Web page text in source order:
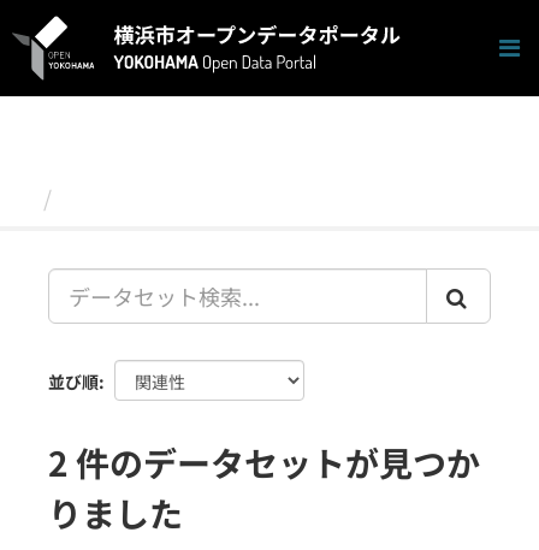
キ
並び順
2 件のデータセットが見つか
りました